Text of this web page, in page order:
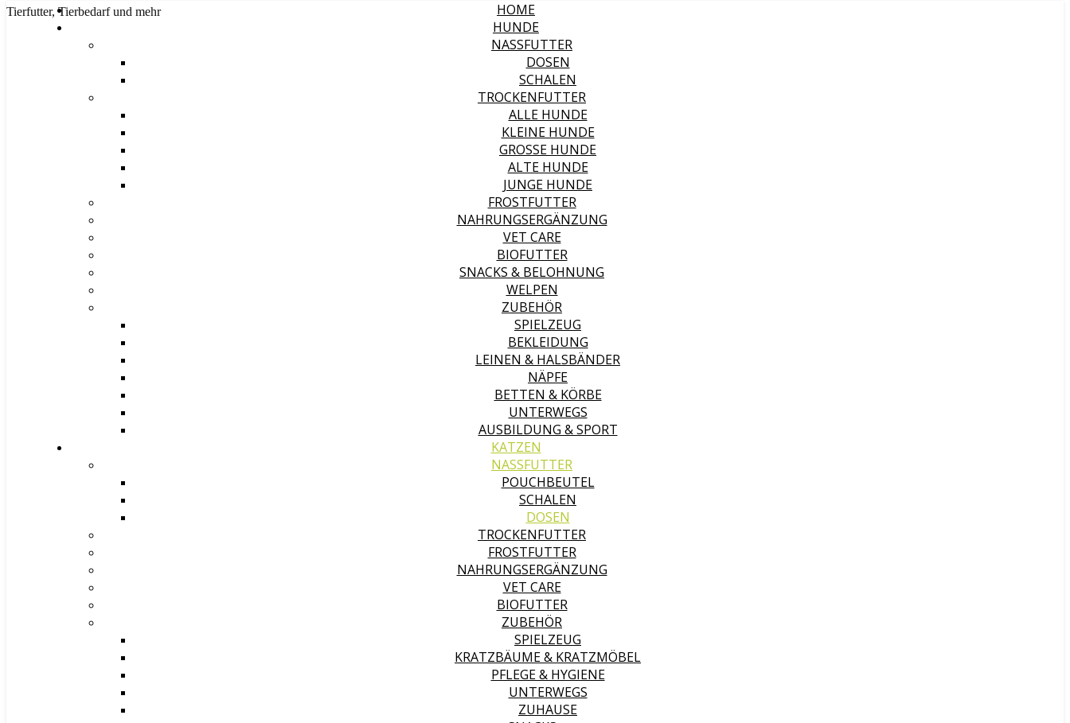
Tierfutter, Tierbedarf und mehr
HOME
HUNDE
NASSFUTTER
DOSEN
SCHALEN
TROCKENFUTTER
ALLE HUNDE
KLEINE HUNDE
GROSSE HUNDE
ALTE HUNDE
JUNGE HUNDE
FROSTFUTTER
NAHRUNGSERGÄNZUNG
VET CARE
BIOFUTTER
SNACKS & BELOHNUNG
WELPEN
ZUBEHÖR
SPIELZEUG
BEKLEIDUNG
LEINEN & HALSBÄNDER
NÄPFE
BETTEN & KÖRBE
UNTERWEGS
AUSBILDUNG & SPORT
KATZEN
NASSFUTTER
POUCHBEUTEL
SCHALEN
DOSEN
TROCKENFUTTER
FROSTFUTTER
NAHRUNGSERGÄNZUNG
VET CARE
BIOFUTTER
ZUBEHÖR
SPIELZEUG
KRATZBÄUME & KRATZMÖBEL
PFLEGE & HYGIENE
UNTERWEGS
ZUHAUSE